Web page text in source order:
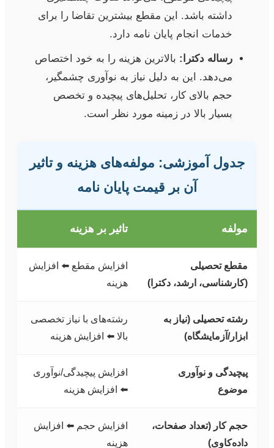
داشته باشد. این مقطع بیشترین تقاضا را برای
خدمات انجام پایان نامه دارد.
رساله دکترا: بالاترین هزینه را به خود اختصاص
می‌دهد. این به دلیل نیاز به نوآوری چشمگیر،
حجم بالای کار، تحلیل‌های پیچیده و تخصص
بسیار بالا در زمینه مورد نظر است.
جدول آموزشی: مولفه‌های هزینه و تاثیر
آن بر قیمت پایان نامه
مولفه تاثیر بر هزینه
مقطع تحصیلی
(کارشناسی، ارشد، دکترا)
افزایش مقطع ⬅️ افزایش
هزینه
رشته تحصیلی (نیاز به
ابزار/آزمایشگاه)
رشته‌های با نیاز تخصصی
بالا ⬅️ افزایش هزینه
پیچیدگی و نوآوری
موضوع
افزایش پیچیدگی/نوآوری
⬅️ افزایش هزینه
حجم کار (تعداد صفحات،
داده‌کاوی)
افزایش حجم ⬅️ افزایش
هزینه